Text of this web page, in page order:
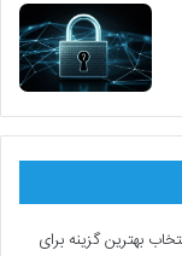
بهترین گزینه برای